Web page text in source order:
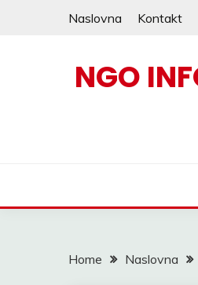
Naslovna Kontakt
NGO
Home Naslovna